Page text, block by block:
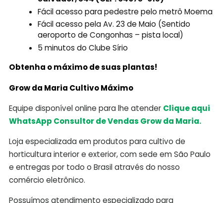
Fácil acesso para pedestre pelo metrô Moema
Fácil acesso pela Av. 23 de Maio (Sentido
aeroporto de Congonhas – pista local)
5 minutos do Clube Sírio
Obtenha o máximo de suas plantas!
Grow da Maria Cultivo Máximo
Equipe disponível online para lhe atender Clique aqui
WhatsApp Consultor de Vendas Grow da Maria.
Loja especializada em produtos para cultivo de
horticultura interior e exterior, com sede em São Paulo
e entregas por todo o Brasil através do nosso
comércio eletrônico.
Possuímos atendimento especializado para